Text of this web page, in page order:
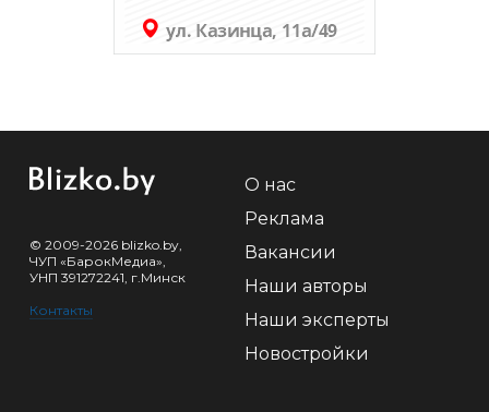
© 2009-2026 blizko.by,
ЧУП «БарокМедиа»,
УНП 391272241, г.Минск
Контакты
О нас
Реклама
Вакансии
Наши авторы
Наши эксперты
Новостройки